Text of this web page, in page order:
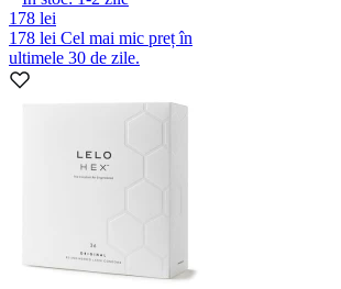
178 lei
178 lei Cel mai mic preț în
ultimele 30 de zile.